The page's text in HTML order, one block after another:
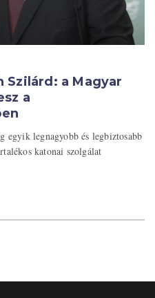
Szilárd: a Magyar
a
egyik legnagyobb és legbiztosabb
katonai szolgálat